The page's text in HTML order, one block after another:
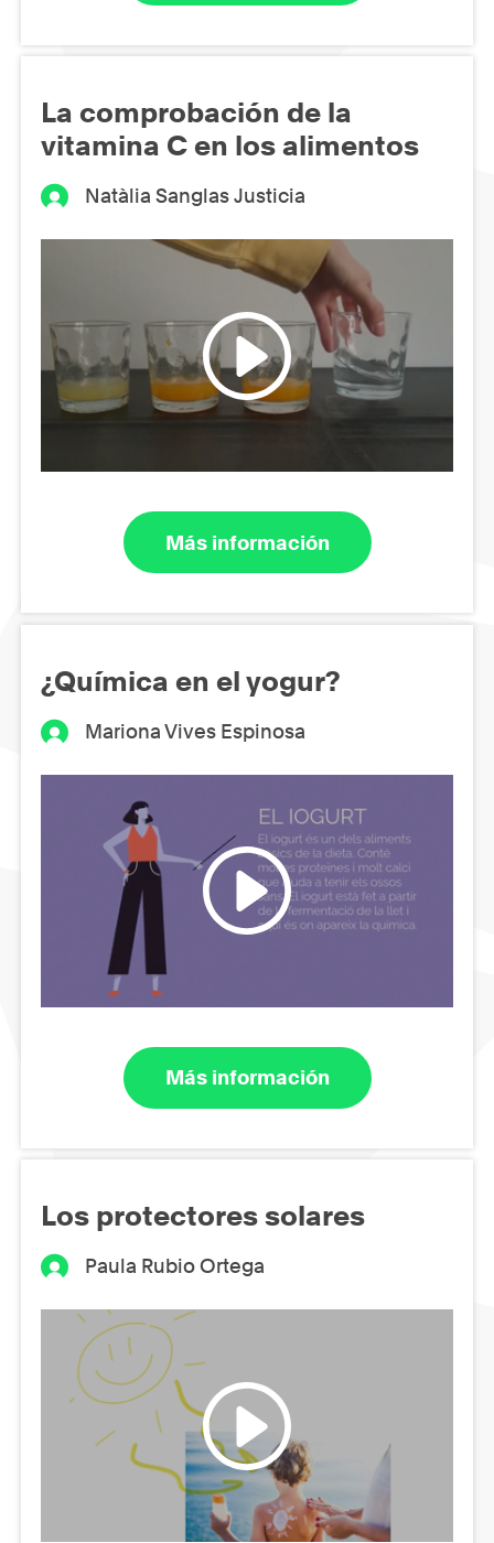
La comprobación de la
vitamina C en los alimentos
Natàlia Sanglas Justicia
Más información
¿Química en el yogur?
Mariona Vives Espinosa
Más información
Los protectores solares
Paula Rubio Ortega